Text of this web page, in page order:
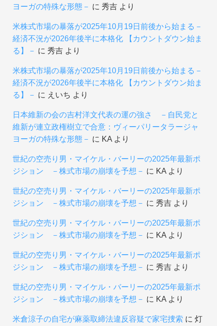
ヨーガの特殊な形態－ に 秀吉より
米株式市場の暴落が2025年10月19日前後から始まる－
経済不況が2026年後半に本格化 【カウントダウン始ま
る】－ に 秀吉より
米株式市場の暴落が2025年10月19日前後から始まる－
経済不況が2026年後半に本格化 【カウントダウン始ま
る】－ に えいち より
日本維新の会の吉村洋文代表の運の強さ －自民党と
維新が連立政権樹立で合意：ヴィーパリータラージャ
ヨーガの特殊な形態－ に KAより
世紀の空売り男・マイケル・バーリーの2025年最新ポ
ジション －株式市場の崩壊を予想－ に KAより
世紀の空売り男・マイケル・バーリーの2025年最新ポ
ジション －株式市場の崩壊を予想－ に 秀吉より
世紀の空売り男・マイケル・バーリーの2025年最新ポ
ジション －株式市場の崩壊を予想－ に KAより
世紀の空売り男・マイケル・バーリーの2025年最新ポ
ジション －株式市場の崩壊を予想－ に 秀吉より
世紀の空売り男・マイケル・バーリーの2025年最新ポ
ジション －株式市場の崩壊を予想－ に KAより
米倉涼子の自宅が麻薬取締法違反容疑で家宅捜索 に 灯